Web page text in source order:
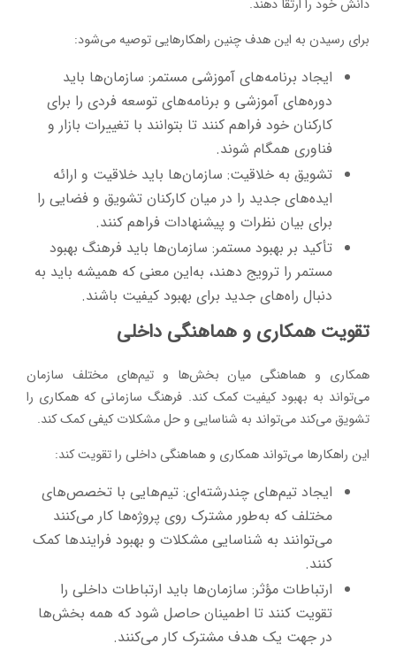
دانش خود را ارتقا دهند.
برای رسیدن به این هدف چنین راهکارهایی توصیه می‌شود:
ایجاد برنامه‌های آموزشی مستمر: سازمان‌ها باید
دوره‌های آموزشی و برنامه‌های توسعه فردی را برای
کارکنان خود فراهم کنند تا بتوانند با تغییرات بازار و
فناوری همگام شوند.
تشویق به خلاقیت: سازمان‌ها باید خلاقیت و ارائه
ایده‌های جدید را در میان کارکنان تشویق و فضایی را
برای بیان نظرات و پیشنهادات فراهم کنند.
تأکید بر بهبود مستمر: سازمان‌ها باید فرهنگ بهبود
مستمر را ترویج دهند، به‌این معنی که همیشه باید به
دنبال راه‌های جدید برای بهبود کیفیت باشند.
تقویت همکاری و هماهنگی داخلی
همکاری و هماهنگی میان بخش‌ها و تیم‌های مختلف سازمان
می‌تواند به بهبود کیفیت کمک کند. فرهنگ سازمانی که همکاری را
تشویق می‌کند می‌تواند به شناسایی و حل مشکلات کیفی کمک کند.
این راهکارها می‌تواند همکاری و هماهنگی داخلی را تقویت کند:
ایجاد تیم‌های چندرشته‌ای: تیم‌هایی با تخصص‌های
مختلف که به‌طور مشترک روی پروژه‌ها کار می‌کنند
می‌توانند به شناسایی مشکلات و بهبود فرایندها کمک
کنند.
ارتباطات مؤثر: سازمان‌ها باید ارتباطات داخلی را
تقویت کنند تا اطمینان حاصل شود که همه بخش‌ها
در جهت یک هدف مشترک کار می‌کنند.